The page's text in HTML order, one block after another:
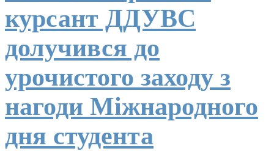
курсант ДДУВС
долучився до
урочистого заходу з
нагоди Міжнародного
дня студента